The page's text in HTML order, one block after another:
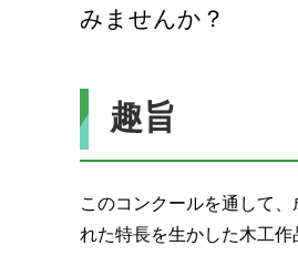
みませんか？
趣旨
このコンクールを通して
れた特長を生かした木工作